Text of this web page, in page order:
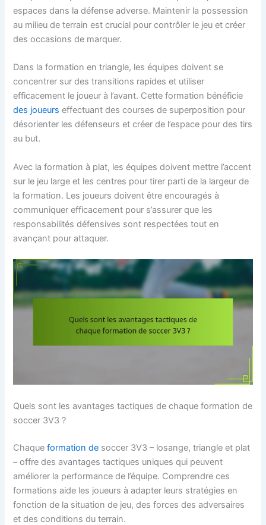
espaces dans la défense adverse. Maintenir la possession
au milieu de terrain est crucial pour contrôler le jeu et créer
des occasions de marquer.
Dans la formation en triangle, les équipes doivent se
concentrer sur des transitions rapides et utiliser
efficacement le joueur à l’avant. Cette formation bénéficie
des joueurs effectuant des courses de superposition pour
désorienter les défenseurs et créer de l’espace pour des tirs
au but.
Avec la formation à plat, les équipes doivent mettre l’accent
sur le jeu large et les centres pour tirer parti de la largeur de
la formation. Les joueurs doivent être encouragés à
communiquer efficacement pour s’assurer que les
responsabilités défensives sont respectées tout en
avançant pour attaquer.
Quels sont les avantages tactiques de chaque formation de
soccer 3V3 ?
Chaqueformation de soccer 3V3 – losange, triangle et plat
– offre des avantages tactiques uniques qui peuvent
améliorer la performance de l’équipe. Comprendre ces
formations aide les joueurs à adapter leurs stratégies en
fonction de la situation de jeu, des forces des adversaires
et des conditions du terrain.